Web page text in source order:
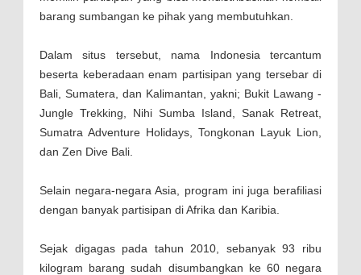
barang sumbangan ke pihak yang membutuhkan.
Dalam situs tersebut, nama Indonesia tercantum
beserta keberadaan enam partisipan yang tersebar di
Bali, Sumatera, dan Kalimantan, yakni; Bukit Lawang -
Jungle Trekking, Nihi Sumba Island, Sanak Retreat,
Sumatra Adventure Holidays, Tongkonan Layuk Lion,
dan Zen Dive Bali.
Selain negara-negara Asia, program ini juga berafiliasi
dengan banyak partisipan di Afrika dan Karibia.
Sejak digagas pada tahun 2010, sebanyak 93 ribu
kilogram barang sudah disumbangkan ke 60 negara